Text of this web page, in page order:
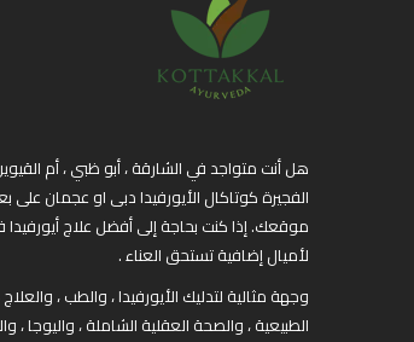
هل أنت متواجد في الشارقة ، أبو ظبي ، أم
موقعك. إذا كنت بحاجة إلى أفضل علاج أيورفيدا
لأميال إضافية تستحق العناء .
وجهة مثالية لتدليك الأيورفيدا ، والطب ،
الطبيعية ، والصحة العقلية الشاملة ، واليوجا ،